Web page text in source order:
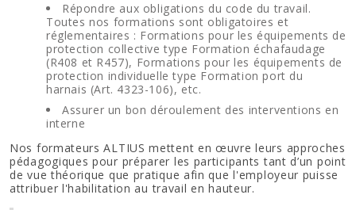
Répondre aux obligations du code du travail.
Toutes nos formations sont obligatoires et
réglementaires : Formations pour les équipements de
protection collective type Formation échafaudage
(R408 et R457), Formations pour les équipements de
protection individuelle type Formation port du
harnais (Art. 4323-106), etc.
Assurer un bon déroulement des interventions en
interne
Nos formateurs ALTIUS mettent en œuvre leurs approches
pédagogiques pour préparer les participants tant d’un point
de vue théorique que pratique afin que l'employeur puisse
attribuer l'habilitation au travail en hauteur.